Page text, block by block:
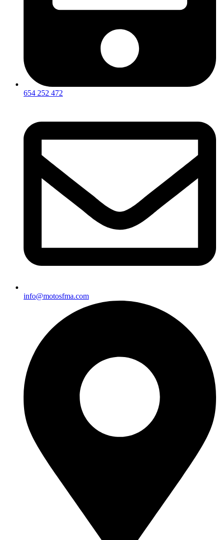
654 252 472
info@motosfma.com